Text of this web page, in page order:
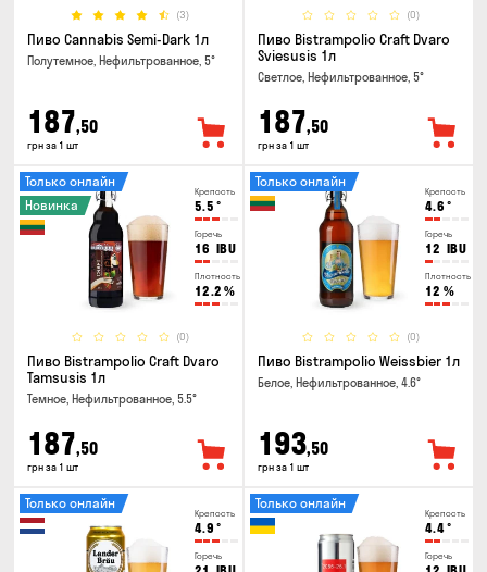
(3)
Пиво Cannabis Semi-Dark 1л
Полутемное, Нефильтрованное, 5°
187,50
грн за 1 шт
(0)
Пиво Bistrampolio Craft Dvaro
Sviesusis 1л
Светлое, Нефильтрованное, 5°
187,50
грн за 1 шт
Крепость
5.5 °
Горечь
16 IBU
Плотность
12.2 %
(0)
Только онлайн
Новинка
Пиво Bistrampolio Craft Dvaro
Tamsusis 1л
Темное, Нефильтрованное, 5.5°
187,50
грн за 1 шт
Крепость
4.6 °
Горечь
12 IBU
Плотность
12 %
(0)
Только онлайн
Пиво Bistrampolio Weissbier 1л
Белое, Нефильтрованное, 4.6°
193,50
грн за 1 шт
Крепость
4.9 °
Горечь
Только онлайн
Крепость
4.4°
Горечь
Только онлайн